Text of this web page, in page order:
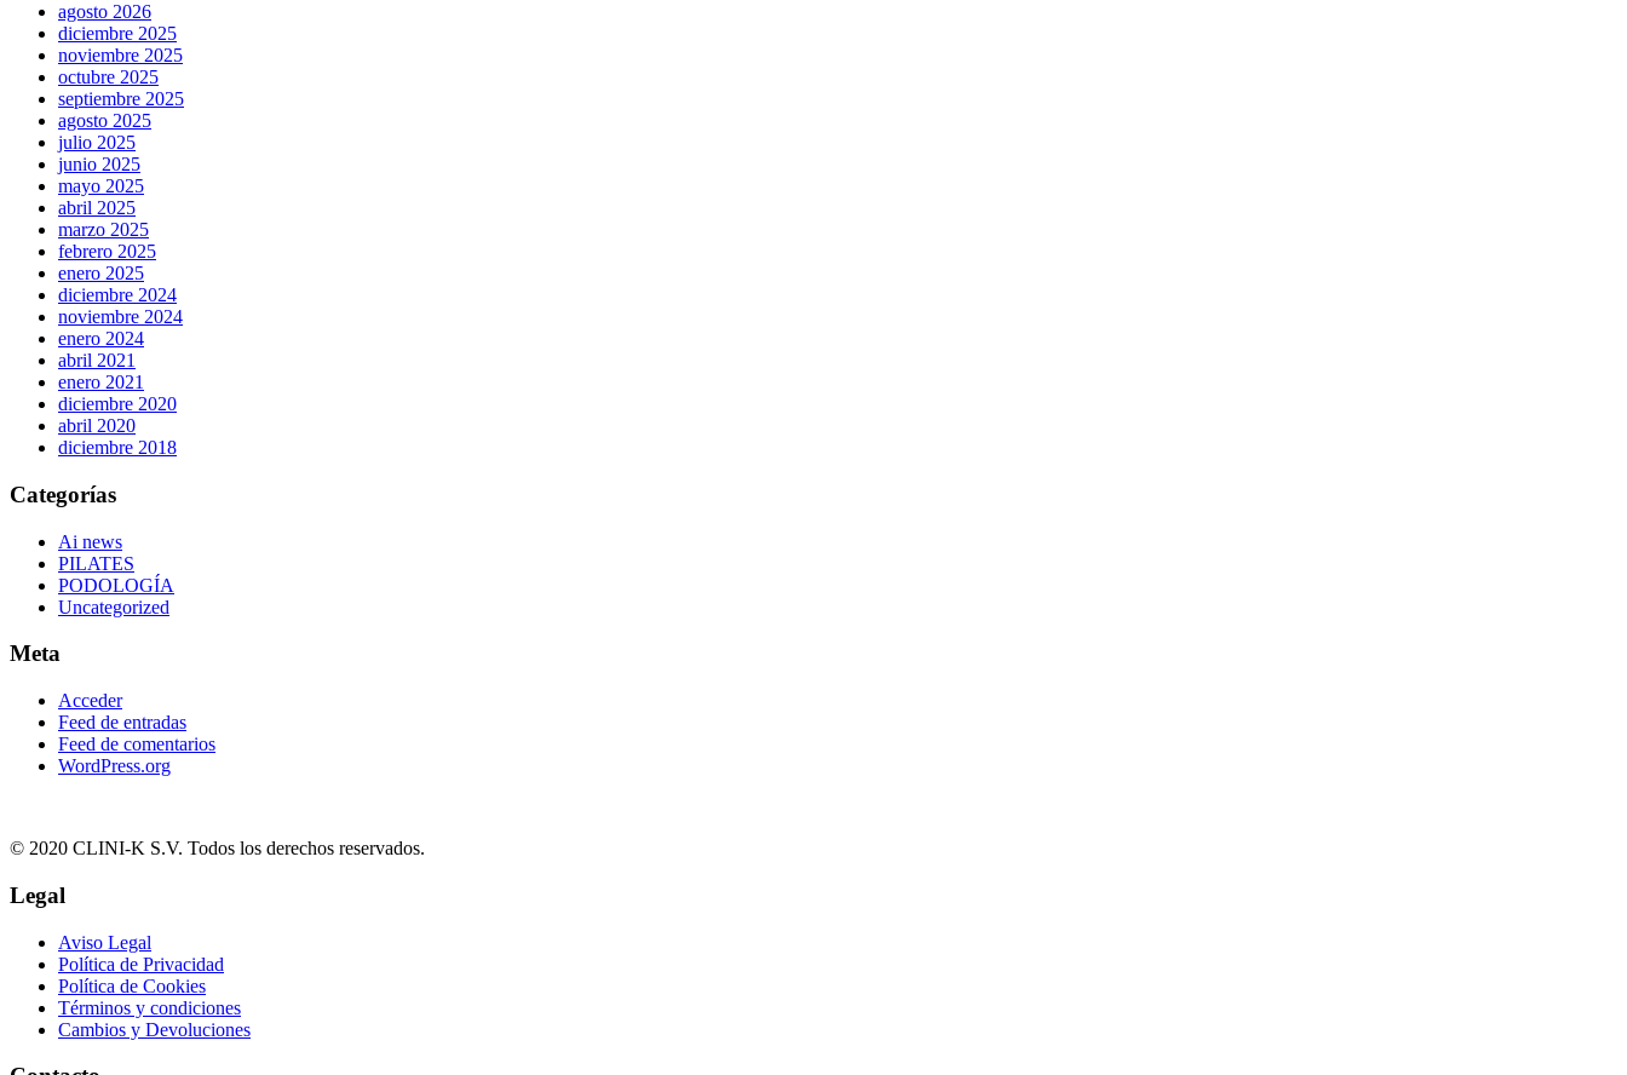
agosto 2026
diciembre 2025
noviembre 2025
octubre 2025
septiembre 2025
agosto 2025
julio 2025
junio 2025
mayo 2025
abril 2025
marzo 2025
febrero 2025
enero 2025
diciembre 2024
noviembre 2024
enero 2024
abril 2021
enero 2021
diciembre 2020
abril 2020
diciembre 2018
Categorías
Ai news
PILATES
PODOLOGÍA
Uncategorized
Meta
Acceder
Feed de entradas
Feed de comentarios
WordPress.org
© 2020 CLINI-K S.V. Todos los derechos reservados.
Legal
Aviso Legal
Política de Privacidad
Política de Cookies
Términos y condiciones
Cambios y Devoluciones